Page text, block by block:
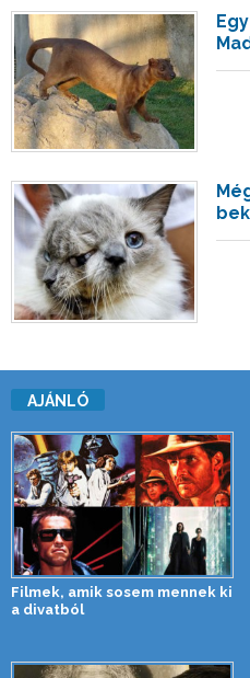
AJÁNLÓ
Filmek, amik sosem mennek ki
a divatból